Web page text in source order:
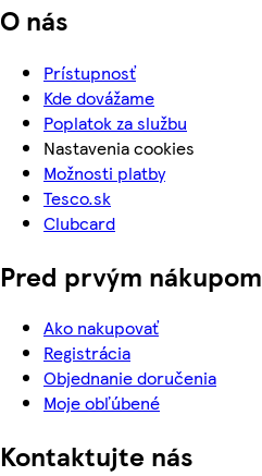
O nás
Prístupnosť
Kde dovážame
Poplatok za službu
Nastavenia cookies
Možnosti platby
Tesco.sk
Clubcard
Pred prvým nákupom
Ako nakupovať
Registrácia
Objednanie doručenia
Moje obľúbené
Kontaktujte nás